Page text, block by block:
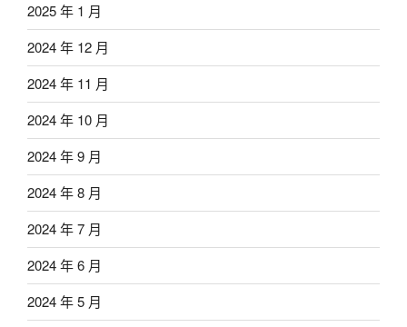
2025 年 1 月
2024 年 12 月
2024 年 11 月
2024 年 10 月
2024 年 9 月
2024 年 8 月
2024 年 7 月
2024 年 6 月
2024 年 5 月